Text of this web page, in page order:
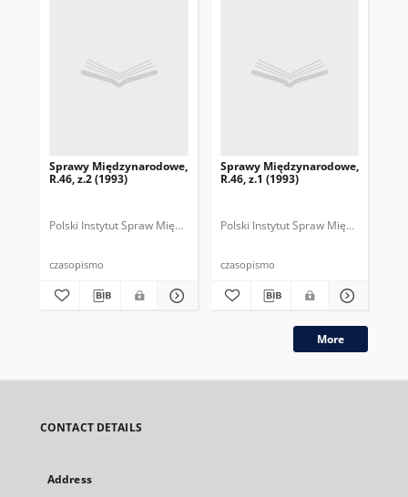
Sprawy Międzynarodowe,
R.46, z.2 (1993)
Polski Instytut Spraw Międzynarodowych. Polska Fundacja Spraw
czasopismo
Sprawy Międzynarodowe,
R.46, z.1 (1993)
Polski Instytut Spraw
czasopismo
More
CONTACT DETAILS
Address